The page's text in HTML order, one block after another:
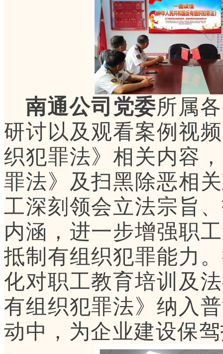
南通公司党委所属
研讨以及观看案例视
织犯罪法》相关内容
罪法》及扫黑除恶相
工深刻领会立法宗旨
内涵，进一步增强职
抵制有组织犯罪能力。
化对职工教育培训及
有组织犯罪法》纳入
动中， 为企业建设保